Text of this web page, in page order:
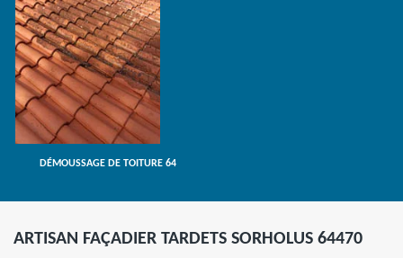
DÉMOUSSAGE DE TOITURE 64
ARTISAN FAÇADIER TARDETS SORHOLUS 64470